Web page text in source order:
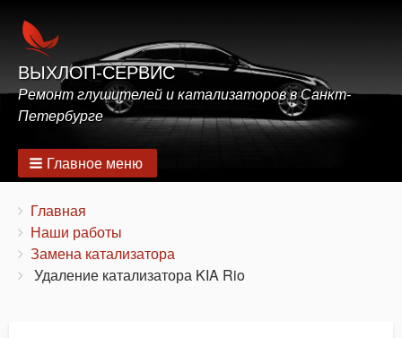
ВЫХЛОП-СЕРВИС
Ремонт глушителей и катализаторов в Санкт-
Петербурге
Главное меню
Строка
навигации
You
are
here:
Главная
Наши работы
Замена катализатора
Удаление катализатора KIA Rio